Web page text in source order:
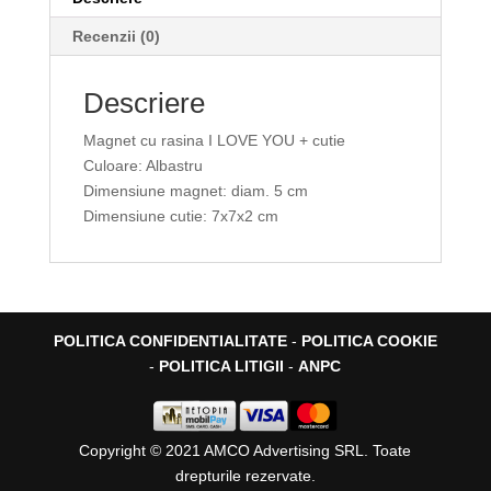
Recenzii (0)
Descriere
Magnet cu rasina I LOVE YOU + cutie
Culoare: Albastru
Dimensiune magnet: diam. 5 cm
Dimensiune cutie: 7x7x2 cm
POLITICA CONFIDENTIALITATE- POLITICA COOKIE
- POLITICA LITIGII -ANPC
Copyright © 2021 AMCO Advertising SRL. Toate
drepturile rezervate.